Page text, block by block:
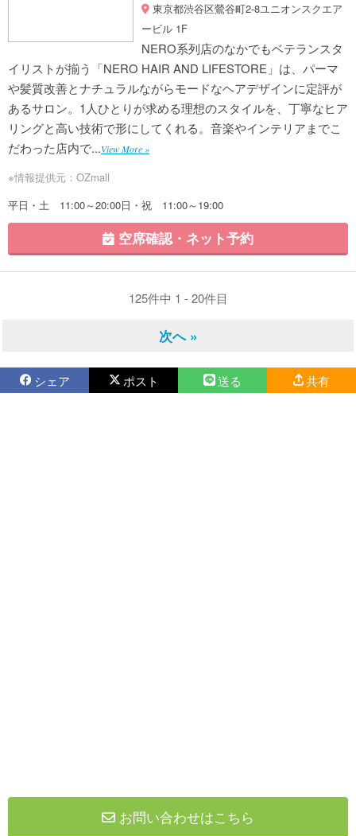
東京都渋谷区鶯谷町2-8ユニオンスクエア
ービル 1F
NERO系列店のなかでもベテランスタ
イリストが揃う「NERO HAIR AND LIFESTORE」は、パーマ
や髪質改善とナチュラルながらモードなヘアデザインに定評が
あるサロン。1人ひとりが求める理想のスタイルを、丁寧なヒア
リングと高い技術で形にしてくれる。音楽やインテリアまでこ
だわった店内で...View More »
※情報提供元：OZmall
平日・土 11:00～20:00日・祝 11:00～19:00
空席確認・ネット予約
125件中 1 - 20件目
次へ »
シェア ポスト 送る 共有
お問い合わせはこちら